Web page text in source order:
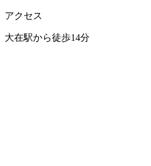
アクセス
大在駅から徒歩14分